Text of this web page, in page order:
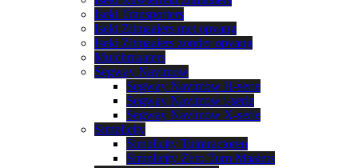
Iseki Transporters
Iseki Zitmaaiers met opvang
Iseki Zitmaaiers zonder opvang
Mulchmaaiers
Segway Navimow
Segway Navimow H-serie
Segway Navimow i-serie
Segway Navimow X-serie
Simplicity
Simplicity Tuintractoren
Simplicity Zero Turn Maaiers